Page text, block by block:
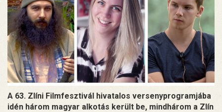
A 63. Zlíni Filmfesztivál hivatalos versenyprogramjába
idén három magyar alkotás került be, mindhárom a Zlín